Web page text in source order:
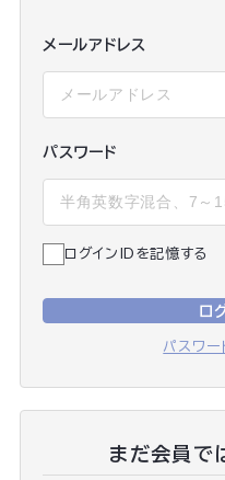
メールアドレス
パスワード
ログインIDを記憶する
ロ
パスワ
まだ会員で